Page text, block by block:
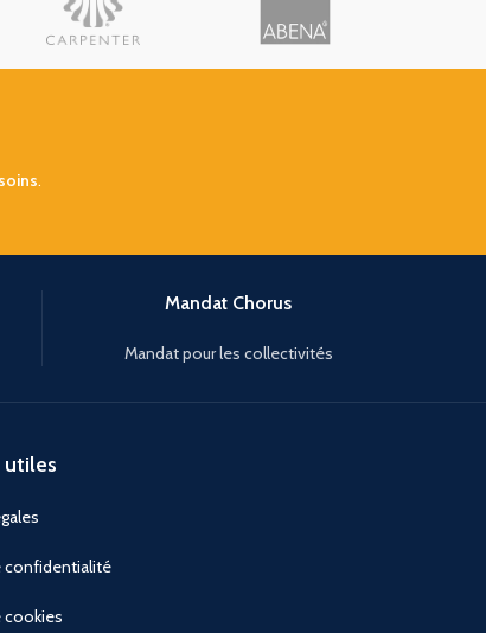
.
Mandat Chorus
Mandat pour les collectivités
utiles
confidentialité
cookies